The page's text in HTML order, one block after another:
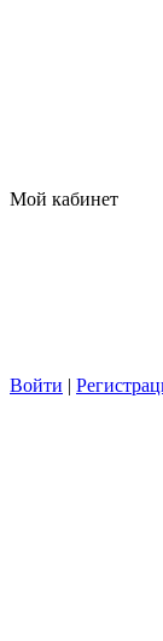
Мой кабинет
Войти |